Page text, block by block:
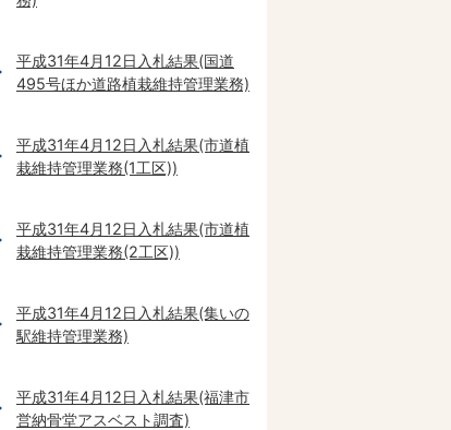
平成31年4月12日入札結果(国道
495号ほか道路植栽維持管理業務)
平成31年4月12日入札結果(市道植
栽維持管理業務(1工区))
平成31年4月12日入札結果(市道植
栽維持管理業務(2工区))
平成31年4月12日入札結果(集いの
駅維持管理業務)
平成31年4月12日入札結果(福津市
営納骨堂アスベスト調査)